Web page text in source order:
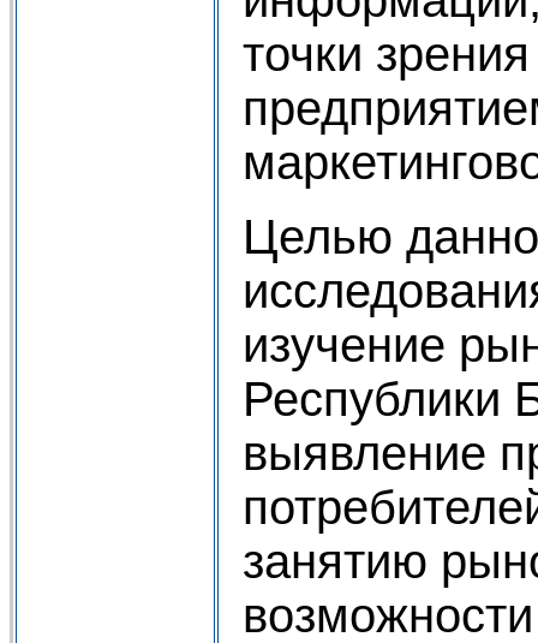
точки
Целью
изучение
Республики
выявление
занятию